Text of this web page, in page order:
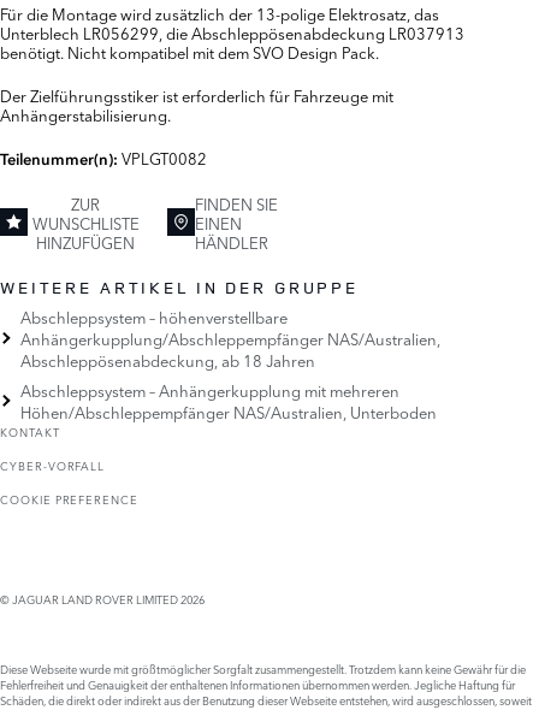
Für die Montage wird zusätzlich der 13-polige Elektrosatz, das
Unterblech LR056299, die Abschleppösenabdeckung LR037913
benötigt. Nicht kompatibel mit dem SVO Design Pack.
Der Zielführungsstiker ist erforderlich für Fahrzeuge mit
Anhängerstabilisierung.
Teilenummer(n): VPLGT0082
ZUR
WUNSCHLISTE
HINZUFÜGEN
FINDEN SIE
EINEN
HÄNDLER
WEITERE ARTIKEL IN DER GRUPPE
Abschleppsystem – höhenverstellbare
Anhängerkupplung/Abschleppempfänger NAS/Australien,
Abschleppösenabdeckung, ab 18 Jahren
Abschleppsystem – Anhängerkupplung mit mehreren
Höhen/Abschleppempfänger NAS/Australien, Unterboden
KONTAKT
CYBER-VORFALL
COOKIE PREFERENCE
© JAGUAR LAND ROVER LIMITED 2026
Diese Webseite wurde mit größtmöglicher Sorgfalt zusammengestellt. Trotzdem kann keine Gewähr für die
Fehlerfreiheit und Genauigkeit der enthaltenen Informationen übernommen werden. Jegliche Haftung für
Schäden, die direkt oder indirekt aus der Benutzung dieser Webseite entstehen, wird ausgeschlossen, soweit